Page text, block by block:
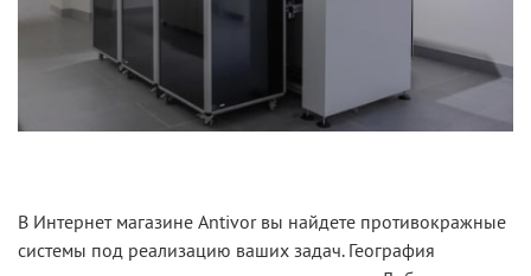
В Интернет магазине Antivor вы найдете противокражные
системы под реализацию ваших задач. География